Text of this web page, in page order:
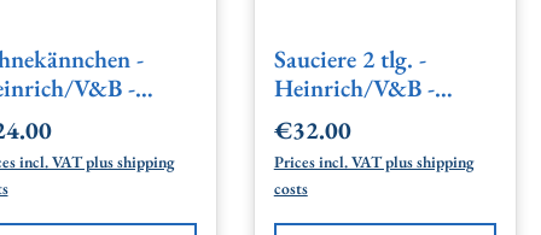
-
V&B -
price:
incl. VAT plus shipping
Sauciere 2 tlg. -
Heinrich/V&B -
Columbia
Regular price:
€32.00
Prices incl. VAT plus shipping
costs